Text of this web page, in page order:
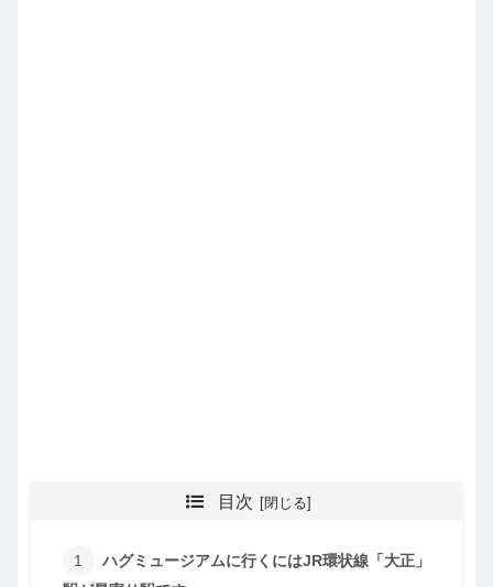
目次
ハグミュージアムに行くにはJR環状線「大正」